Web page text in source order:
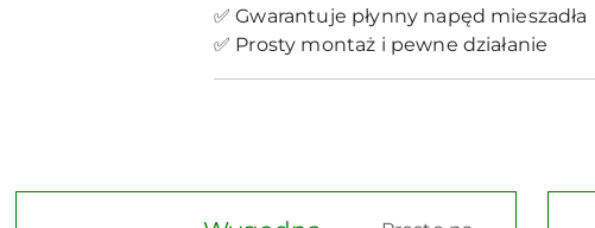
✅ Gwarantuje płynny napęd mieszadła
✅ Prosty montaż i pewne działanie